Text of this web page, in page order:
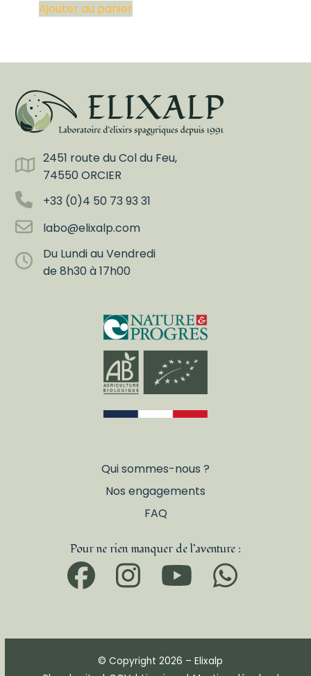
Ajouter au panier
2451 route du Col du Feu,
74550 ORCIER
+33 (0)4 50 73 93 31
labo@elixalp.com
Du Lundi au Vendredi
de 8h30 à 17h00
Qui sommes-nous ?
Nos engagements
FAQ
Pour ne rien manquer de l’aventure :
Facebook
Instagram
© Copyright 2026 – Elixalp